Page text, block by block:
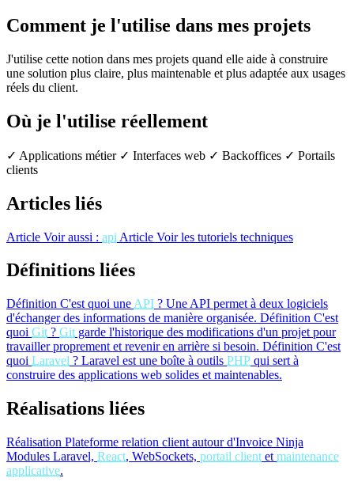
Comment je l'utilise dans mes projets
J'utilise cette notion dans mes projets quand elle aide à construire
une solution plus claire, plus maintenable et plus adaptée aux usages
réels du client.
Où je l'utilise réellement
✓ Applications métier ✓ Interfaces web ✓ Backoffices ✓ Portails
clients
Articles liés
Article Voir aussi : api Article Voir les tutoriels techniques
Définitions liées
Définition C'est quoi une API ? Une API permet à deux logiciels
d'échanger des informations de manière organisée. Définition C'est
quoi Git ? Git garde l'historique des modifications d'un projet pour
travailler proprement et revenir en arrière si besoin. Définition C'est
quoi Laravel ? Laravel est une boîte à outils PHP qui sert à
construire des applications web solides et maintenables.
Réalisations liées
Réalisation Plateforme relation client autour d'Invoice Ninja
Modules Laravel, React, WebSockets, portail client et maintenance
applicative.